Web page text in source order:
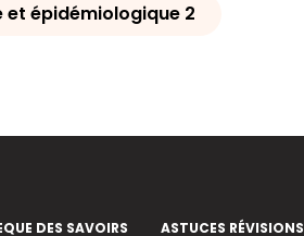
épidémiologique 2
DES SAVOIRS
ASTUCES RÉVISIONS